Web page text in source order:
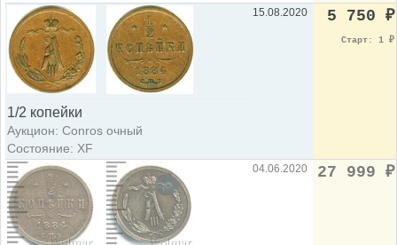
1/2 копейки
Аукцион: Conros очный
Состояние: XF
15.08.2020 5 750 ₽
Старт: 1 ₽
04.06.2020 27 999 ₽